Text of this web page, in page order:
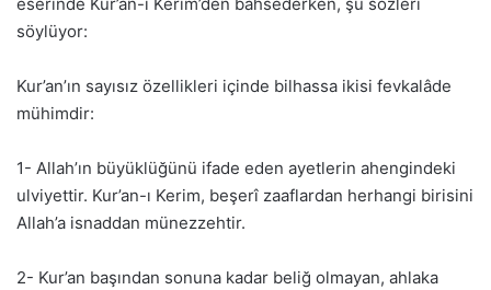
söylüyor:
Kur’an’ın sayısız özellikleri içinde bilhassa ikisi fevkalâde
mühimdir:
1- Allah’ın büyüklüğünü ifade eden ayetlerin ahengindeki
ulviyettir. Kur’an-ı Kerim, beşerî zaaflardan herhangi birisini
Allah’a isnaddan münezzehtir.
2- Kur’an başından sonuna kadar beliğ olmayan, ahlaka